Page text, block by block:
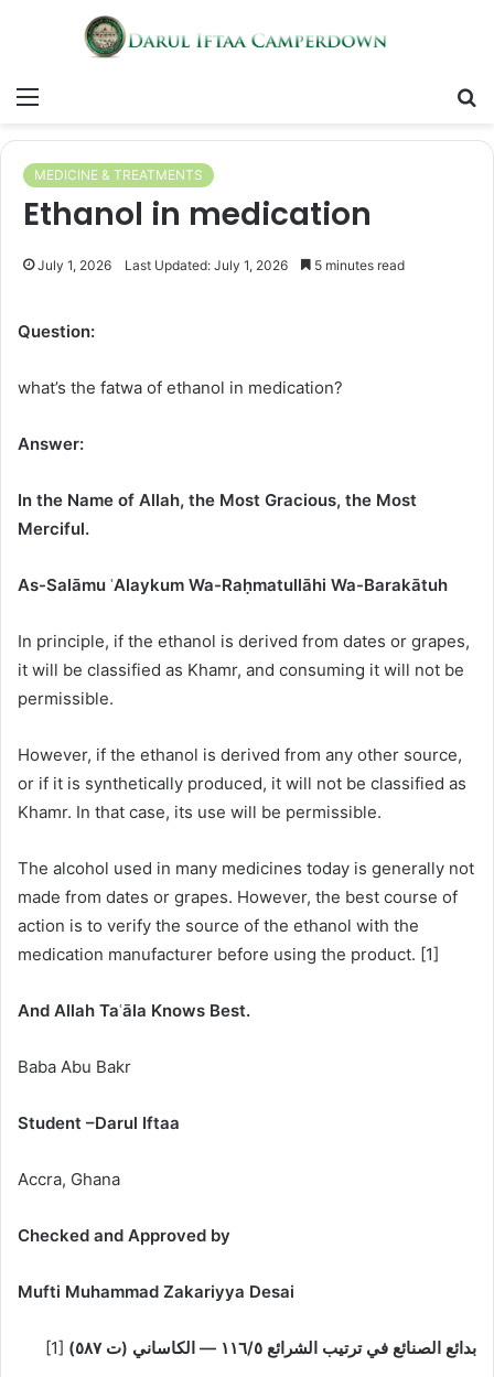
MEDICINE & TREATMENTS
Ethanol in medication
July 1, 2026 Last Updated: July 1, 2026 5 minutes read
Question:
what’s the fatwa of ethanol in medication?
Answer:
In the Name of Allah, the Most Gracious, the Most
Merciful.
As-Salāmu ʿAlaykum Wa-Raḥmatullāhi Wa-Barakātuh
In principle, if the ethanol is derived from dates or grapes,
it will be classified as Khamr, and consuming it will not be
permissible.
However, if the ethanol is derived from any other source,
or if it is synthetically produced, it will not be classified as
Khamr. In that case, its use will be permissible.
The alcohol used in many medicines today is generally not
made from dates or grapes. However, the best course of
action is to verify the source of the ethanol with the
medication manufacturer before using the product. [1]
And Allah Taʿāla Knows Best.
Baba Abu Bakr
Student –Darul Iftaa
Accra, Ghana
Checked and Approved by
Mufti Muhammad Zakariyya Desai
[1] بدائع الصنائع في ترتيب الشرائع ٥/‏١١٦ — الكاساني (ت ٥٨٧)